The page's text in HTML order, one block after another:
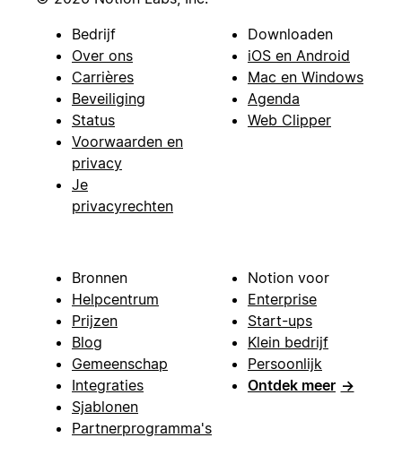
Bedrijf
Over ons
Carrières
Beveiliging
Status
Voorwaarden en
privacy
Je
privacyrechten
Downloaden
iOS en Android
Mac en Windows
Agenda
Web Clipper
Bronnen
Helpcentrum
Prijzen
Blog
Gemeenschap
Integraties
Sjablonen
Partnerprogramma's
Notion voor
Enterprise
Start-ups
Klein bedrijf
Persoonlijk
Ontdek meer →